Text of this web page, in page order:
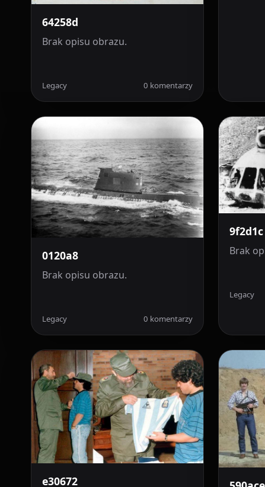
64258d
Brak opisu obrazu.
Legacy 0 komentarzy
0120a8
Brak opisu obrazu.
Legacy 0 komentarzy
9f2d1c
Brak
Legacy
e30672